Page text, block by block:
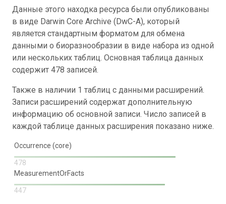
Данные этого находка ресурса были опубликованы
в виде Darwin Core Archive (DwC-A), который
является стандартным форматом для обмена
данными о биоразнообразии в виде набора из одной
или нескольких таблиц. Основная таблица данных
содержит 478 записей.
Также в наличии 1 таблиц с данными расширений.
Записи расширений содержат дополнительную
информацию об основной записи. Число записей в
каждой таблице данных расширения показано ниже.
Occurrence (core)
478
MeasurementOrFacts
447